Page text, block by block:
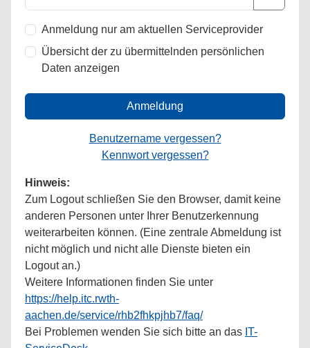
Anmeldung nur am aktuellen Serviceprovider
Übersicht der zu übermittelnden persönlichen
Daten anzeigen
Anmeldung
Benutzername vergessen?
Kennwort vergessen?
Hinweis:
Zum Logout schließen Sie den Browser, damit keine
anderen Personen unter Ihrer Benutzerkennung
weiterarbeiten können. (Eine zentrale Abmeldung ist
nicht möglich und nicht alle Dienste bieten ein
Logout an.)
Weitere Informationen finden Sie unter
https://help.itc.rwth-
aachen.de/service/rhb2fhkpjhb7/faq/
Bei Problemen wenden Sie sich bitte an das IT-